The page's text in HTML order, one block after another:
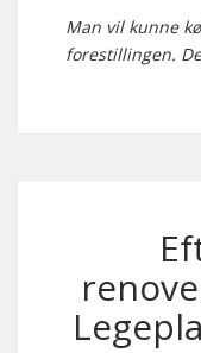
Man vil kunne
forestillingen.